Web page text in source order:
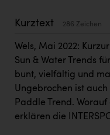
IFE Austria GmbH
Immotech
INTERSPAR
INTERSPORT Austria
Kurztext 286 Zeichen
Wels, Mai 2022:
Sun & Water Trends
bunt, vielfältig und
Ungebrochen ist
Paddle Trend.
erklären die